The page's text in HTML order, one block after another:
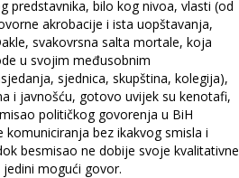
predstavnika, bilo kog nivoa, vlasti (od
akrobacije i ista uopštavanja,
svakovrsna salta mortale, koja
u svojim međusobnim
sjednica, skupština, kolegija),
i javnošću, gotovo uvijek su kenotafi,
političkog govorenja u BiH
bez ikakvog smisla i
besmisao ne dobije svoje kvalitativne
mogući govor.